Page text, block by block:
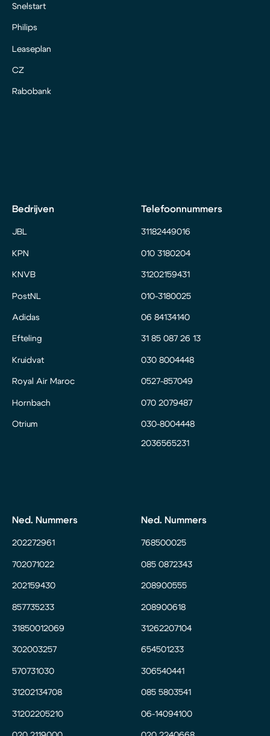
Snelstart
Philips
Leaseplan
CZ
Rabobank
Bedrijven
JBL
KPN
KNVB
PostNL
Adidas
Efteling
Kruidvat
Royal Air Maroc
Hornbach
Otrium
Telefoonnummers
31182449016
010 3180204
31202159431
010-3180025
06 84134140
31 85 087 26 13
030 8004448
0527-857049
070 2079487
030-8004448
2036565231
Ned. Nummers
202272961
702071022
202159430
857735233
31850012069
302003257
570731030
31202134708
31202205210
Ned. Nummers
768500025
085 0872343
208900555
208900618
31262207104
654501233
306540441
085 5803541
06-14094100